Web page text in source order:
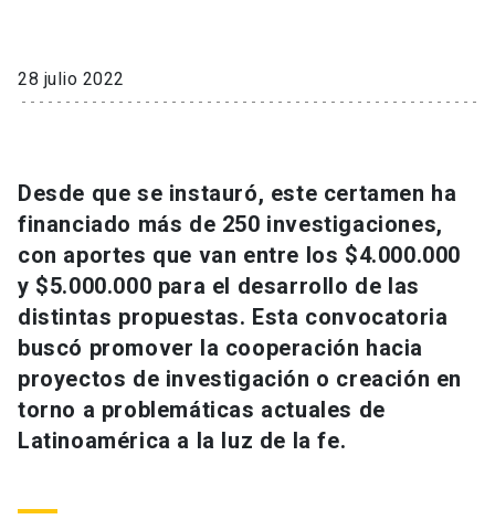
Información para keyboard_arrow_down
Futuros estudiantes
Estudiantes
Académicos
Personal
Go to english site launch
ACCESOS DIRECTOS
Admisión launch
Mi Cuenta UC
28 julio 2022
Desde que se instauró, este certamen ha
financiado más de 250 investigaciones,
con aportes que van entre los $4.000.000
y $5.000.000 para el desarrollo de las
distintas propuestas. Esta convocatoria
buscó promover la cooperación hacia
proyectos de investigación o creación en
torno a problemáticas actuales de
Latinoamérica a la luz de la fe.